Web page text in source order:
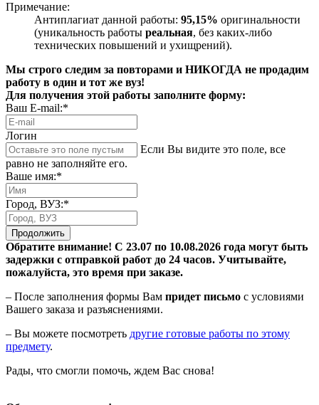
Примечание:
Антиплагиат данной работы: 95,15% оригинальности
(уникальность работы реальная, без каких-либо
технических повышений и ухищрений).
Мы строго следим за повторами и НИКОГДА не продадим
работу в один и тот же вуз!
Для получения этой работы заполните форму:
Ваш E-mail:*
Логин
Если Вы видите это поле, все
равно не заполняйте его.
Ваше имя:*
Город, ВУЗ:*
Продолжить
Обратите внимание! С 23.07 по 10.08.2026 года могут быть
задержки с отправкой работ до 24 часов. Учитывайте,
пожалуйста, это время при заказе.
– После заполнения формы Вам придет письмо с условиями
Вашего заказа и разъяснениями.
– Вы можете посмотреть другие готовые работы по этому
предмету.
Рады, что смогли помочь, ждем Вас снова!